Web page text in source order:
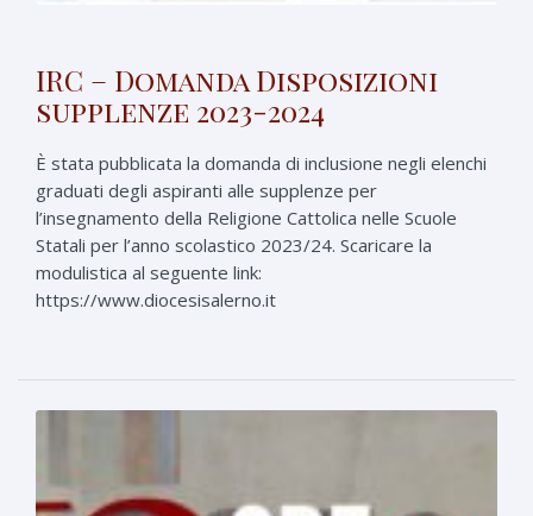
IRC – Domanda Disposizioni
supplenze 2023-2024
È stata pubblicata la domanda di inclusione negli elenchi
graduati degli aspiranti alle supplenze per
l’insegnamento della Religione Cattolica nelle Scuole
Statali per l’anno scolastico 2023/24. Scaricare la
modulistica al seguente link:
https://www.diocesisalerno.it